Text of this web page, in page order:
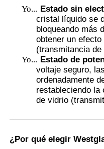
Todos los casos
Solicitar una
Película de la
Película PDLC
Yo... Estado sin
cristal líquido se
bloqueando más
obtener un
(transmitancia
Yo... Estado de
voltaje seguro,
ordenadamente
restableciendo la
de vidrio
¿Por qué elegir